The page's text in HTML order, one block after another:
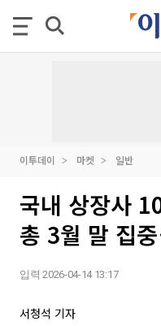
이투데이 마켓 일반
국내 상장사
총 3월 말 집
입력 2026-04-14 13:17
서청석 기자